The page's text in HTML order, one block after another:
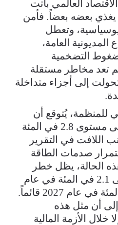
العالمي باتت
بعضه بعضاً. فأمن
وتعطل
العامة،
التضخمية
تعد مخاطر مستقلة
إلى أجزاء متداخلة
للمنظمة، يُتوقع أن
يتراجع النمو العالمي إلى مستوى 2.8 في المئة
اللافت في التقرير
صدمات الطاقة
الحالة، يظل خطر
تراجع النمو العالمي إلى 2.1 في المئة في عام
2026، ثم إلى 1.8 في المئة في عام 2027 قائماً.
أن مثل هذه
الأزمة المالية